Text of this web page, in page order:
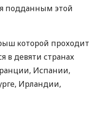
подданным этой
которой проходит
в девяти странах
Испании,
Ирландии,